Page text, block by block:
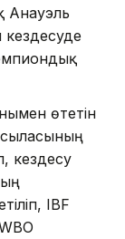
Анауэль
кездесуде
өтетін
кездесу
IBF